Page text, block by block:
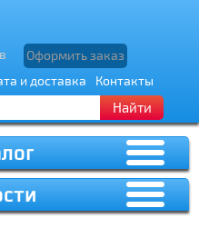
и доставка Контакты
Найти
Оформить заказ